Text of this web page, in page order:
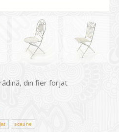
din fier forjat
scaune